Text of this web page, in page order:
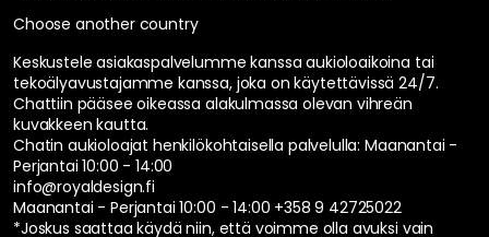
Choose another country
Keskustele asiakaspalvelumme kanssa aukioloaikoina tai
tekoälyavustajamme kanssa, joka on käytettävissä 24/7.
Chattiin pääsee oikeassa alakulmassa olevan vihreän
kuvakkeen kautta.
Chatin aukioloajat henkilökohtaisella palvelulla: Maanantai -
Perjantai 10:00 - 14:00
info@royaldesign.fi
Maanantai - Perjantai 10:00 - 14:00 +358 9 42725022
*Joskus saattaa käydä niin, että voimme olla avuksi vain